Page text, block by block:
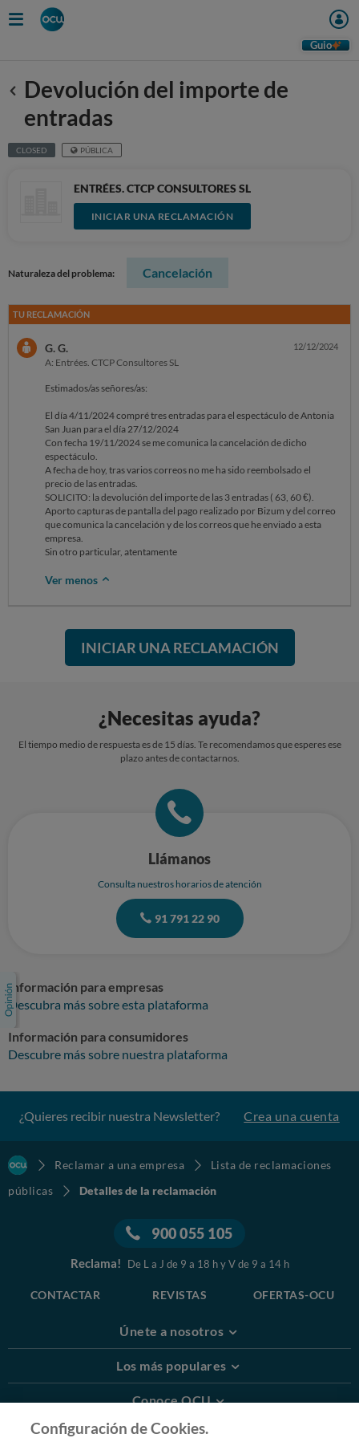
Guio
Anterior
Devolución del importe de
entradas
CLOSED PÚBLICA
ENTRÉES. CTCP CONSULTORES SL
INICIAR UNA RECLAMACIÓN
Naturaleza del problema: Cancelación
TU RECLAMACIÓN
G. G.
A: Entrées. CTCP Consultores SL
12/12/2024
Estimados/as señores/as:
El día 4/11/2024 compré tres entradas para el espectáculo de Antonia
San Juan para el día 27/12/2024
Con fecha 19/11/2024 se me comunica la cancelación de dicho
espectáculo.
A fecha de hoy, tras varios correos no me ha sido reembolsado el
precio de las entradas.
SOLICITO: la devolución del importe de las 3 entradas ( 63, 60 €).
Aporto capturas de pantalla del pago realizado por Bizum y del correo
que comunica la cancelación y de los correos que he enviado a esta
empresa.
Sin otro particular, atentamente
Ver menos
INICIAR UNA RECLAMACIÓN
¿Necesitas ayuda?
El tiempo medio de respuesta es de 15 días. Te recomendamos que esperes ese
plazo antes de contactarnos.
Llámanos
Consulta nuestros horarios de atención
91 791 22 90
Información para empresas
Descubra más sobre esta plataforma
Información para consumidores
Descubre más sobre nuestra plataforma
¿Quieres recibir nuestra Newsletter? Crea una cuenta
Reclamar a una empresa
Lista de reclamaciones
públicas
Detalles de la reclamación
900 055 105
Reclama! De L a J de 9 a 18 h y V de 9 a 14 h
CONTACTAR REVISTAS OFERTAS-OCU
Únete a nosotros
Los más populares
Conoce OCU
Más Información
Configuración de Cookies.